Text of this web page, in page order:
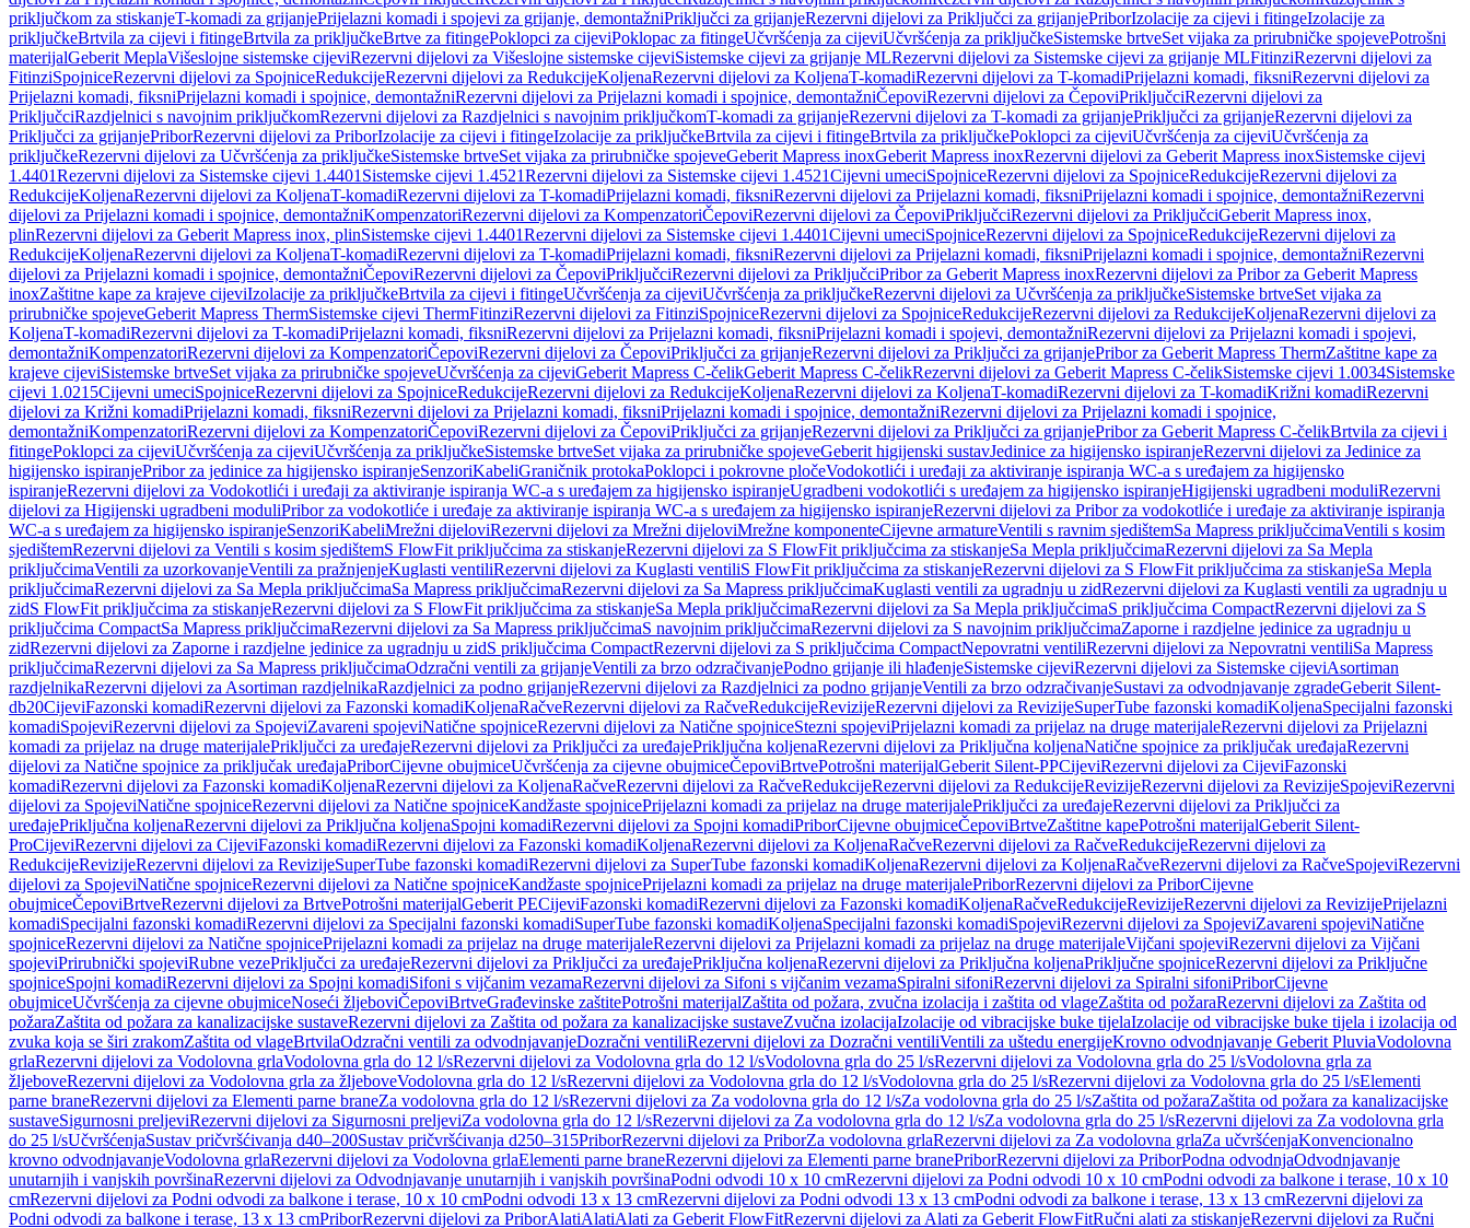
priključkom za stiskanjeT-komadi za grijanjePrijelazni komadi i spojevi za grijanje, demontažniPriključci za grijanjeRezervni dijelovi za Priključci za grijanjePriborIzolacije za cijevi i fitingeIzolacije za
priključkeBrtvila za cijevi i fitingeBrtvila za priključkeBrtve za fitingePoklopci za cijeviPoklopac za fitingeUčvršćenja za cijeviUčvršćenja za priključkeSistemske brtveSet vijaka za prirubničke spojevePotrošni
materijalGeberit MeplaVišeslojne sistemske cijeviRezervni dijelovi za Višeslojne sistemske cijeviSistemske cijevi za grijanje MLRezervni dijelovi za Sistemske cijevi za grijanje MLFitinziRezervni dijelovi za
FitinziSpojniceRezervni dijelovi za SpojniceRedukcijeRezervni dijelovi za RedukcijeKoljenaRezervni dijelovi za KoljenaT-komadiRezervni dijelovi za T-komadiPrijelazni komadi, fiksniRezervni dijelovi za
Prijelazni komadi, fiksniPrijelazni komadi i spojnice, demontažniRezervni dijelovi za Prijelazni komadi i spojnice, demontažniČepoviRezervni dijelovi za ČepoviPriključciRezervni dijelovi za
PriključciRazdjelnici s navojnim priključkomRezervni dijelovi za Razdjelnici s navojnim priključkomT-komadi za grijanjeRezervni dijelovi za T-komadi za grijanjePriključci za grijanjeRezervni dijelovi za
Priključci za grijanjePriborRezervni dijelovi za PriborIzolacije za cijevi i fitingeIzolacije za priključkeBrtvila za cijevi i fitingeBrtvila za priključkePoklopci za cijeviUčvršćenja za cijeviUčvršćenja za
priključkeRezervni dijelovi za Učvršćenja za priključkeSistemske brtveSet vijaka za prirubničke spojeveGeberit Mapress inoxGeberit Mapress inoxRezervni dijelovi za Geberit Mapress inoxSistemske cijevi
1.4401Rezervni dijelovi za Sistemske cijevi 1.4401 Sistemske cijevi 1.4521Rezervni dijelovi za Sistemske cijevi 1.4521Cijevni umeciSpojniceRezervni dijelovi za SpojniceRedukcijeRezervni dijelovi za
RedukcijeKoljenaRezervni dijelovi za KoljenaT-komadiRezervni dijelovi za T-komadiPrijelazni komadi, fiksniRezervni dijelovi za Prijelazni komadi, fiksniPrijelazni komadi i spojnice, demontažniRezervni
dijelovi za Prijelazni komadi i spojnice, demontažniKompenzatoriRezervni dijelovi za KompenzatoriČepoviRezervni dijelovi za ČepoviPriključciRezervni dijelovi za PriključciGeberit Mapress inox,
plinRezervni dijelovi za Geberit Mapress inox, plinSistemske cijevi 1.4401Rezervni dijelovi za Sistemske cijevi 1.4401Cijevni umeciSpojniceRezervni dijelovi za SpojniceRedukcijeRezervni dijelovi za
RedukcijeKoljenaRezervni dijelovi za KoljenaT-komadiRezervni dijelovi za T-komadiPrijelazni komadi, fiksniRezervni dijelovi za Prijelazni komadi, fiksniPrijelazni komadi i spojnice, demontažniRezervni
dijelovi za Prijelazni komadi i spojnice, demontažniČepoviRezervni dijelovi za ČepoviPriključciRezervni dijelovi za PriključciPribor za Geberit Mapress inoxRezervni dijelovi za Pribor za Geberit Mapress
inoxZaštitne kape za krajeve cijeviIzolacije za priključkeBrtvila za cijevi i fitingeUčvršćenja za cijeviUčvršćenja za priključkeRezervni dijelovi za Učvršćenja za priključkeSistemske brtveSet vijaka za
prirubničke spojeveGeberit Mapress ThermSistemske cijevi ThermFitinziRezervni dijelovi za FitinziSpojniceRezervni dijelovi za SpojniceRedukcijeRezervni dijelovi za RedukcijeKoljenaRezervni dijelovi za
KoljenaT-komadiRezervni dijelovi za T-komadiPrijelazni komadi, fiksniRezervni dijelovi za Prijelazni komadi, fiksniPrijelazni komadi i spojevi, demontažniRezervni dijelovi za Prijelazni komadi i spojevi,
demontažniKompenzatoriRezervni dijelovi za KompenzatoriČepoviRezervni dijelovi za ČepoviPriključci za grijanjeRezervni dijelovi za Priključci za grijanjePribor za Geberit Mapress ThermZaštitne kape za
krajeve cijeviSistemske brtveSet vijaka za prirubničke spojeveUčvršćenja za cijeviGeberit Mapress C-čelikGeberit Mapress C-čelikRezervni dijelovi za Geberit Mapress C-čelikSistemske cijevi 1.0034Sistemske
cijevi 1.0215Cijevni umeciSpojniceRezervni dijelovi za SpojniceRedukcijeRezervni dijelovi za RedukcijeKoljenaRezervni dijelovi za KoljenaT-komadiRezervni dijelovi za T-komadiKrižni komadiRezervni
dijelovi za Križni komadiPrijelazni komadi, fiksniRezervni dijelovi za Prijelazni komadi, fiksniPrijelazni komadi i spojnice, demontažniRezervni dijelovi za Prijelazni komadi i spojnice,
demontažniKompenzatoriRezervni dijelovi za KompenzatoriČepoviRezervni dijelovi za ČepoviPriključci za grijanjeRezervni dijelovi za Priključci za grijanjePribor za Geberit Mapress C-čelikBrtvila za cijevi i
fitingePoklopci za cijeviUčvršćenja za cijeviUčvršćenja za priključkeSistemske brtveSet vijaka za prirubničke spojeveGeberit higijenski sustavJedinice za higijensko ispiranjeRezervni dijelovi za Jedinice za
higijensko ispiranjePribor za jedinice za higijensko ispiranjeSenzoriKabeliGraničnik protokaPoklopci i pokrovne pločeVodokotlići i uređaji za aktiviranje ispiranja WC-a s uređajem za higijensko
ispiranjeRezervni dijelovi za Vodokotlići i uređaji za aktiviranje ispiranja WC-a s uređajem za higijensko ispiranjeUgradbeni vodokotlići s uređajem za higijensko ispiranjeHigijenski ugradbeni moduliRezervni
dijelovi za Higijenski ugradbeni moduliPribor za vodokotliće i uređaje za aktiviranje ispiranja WC-a s uređajem za higijensko ispiranjeRezervni dijelovi za Pribor za vodokotliće i uređaje za aktiviranje ispiranja
WC-a s uređajem za higijensko ispiranjeSenzoriKabeliMrežni dijeloviRezervni dijelovi za Mrežni dijeloviMrežne komponenteCijevne armatureVentili s ravnim sjedištemSa Mapress priključcimaVentili s kosim
sjedištemRezervni dijelovi za Ventili s kosim sjedištemS FlowFit priključcima za stiskanjeRezervni dijelovi za S FlowFit priključcima za stiskanjeSa Mepla priključcimaRezervni dijelovi za Sa Mepla
priključcimaVentili za uzorkovanjeVentili za pražnjenjeKuglasti ventiliRezervni dijelovi za Kuglasti ventiliS FlowFit priključcima za stiskanjeRezervni dijelovi za S FlowFit priključcima za stiskanjeSa Mepla
priključcimaRezervni dijelovi za Sa Mepla priključcimaSa Mapress priključcimaRezervni dijelovi za Sa Mapress priključcimaKuglasti ventili za ugradnju u zidRezervni dijelovi za Kuglasti ventili za ugradnju u
zidS FlowFit priključcima za stiskanjeRezervni dijelovi za S FlowFit priključcima za stiskanjeSa Mepla priključcimaRezervni dijelovi za Sa Mepla priključcimaS priključcima CompactRezervni dijelovi za S
priključcima CompactSa Mapress priključcimaRezervni dijelovi za Sa Mapress priključcimaS navojnim priključcimaRezervni dijelovi za S navojnim priključcimaZaporne i razdjelne jedinice za ugradnju u
zidRezervni dijelovi za Zaporne i razdjelne jedinice za ugradnju u zidS priključcima CompactRezervni dijelovi za S priključcima CompactNepovratni ventiliRezervni dijelovi za Nepovratni ventiliSa Mapress
priključcimaRezervni dijelovi za Sa Mapress priključcimaOdzračni ventili za grijanjeVentili za brzo odzračivanjePodno grijanje ili hlađenjeSistemske cijeviRezervni dijelovi za Sistemske cijeviAsortiman
razdjelnikaRezervni dijelovi za Asortiman razdjelnikaRazdjelnici za podno grijanjeRezervni dijelovi za Razdjelnici za podno grijanjeVentili za brzo odzračivanjeSustavi za odvodnjavanje zgradeGeberit Silent-
db20CijeviFazonski komadiRezervni dijelovi za Fazonski komadiKoljenaRačveRezervni dijelovi za RačveRedukcijeRevizijeRezervni dijelovi za RevizijeSuperTube fazonski komadiKoljenaSpecijalni fazonski
komadiSpojeviRezervni dijelovi za SpojeviZavareni spojeviNatične spojniceRezervni dijelovi za Natične spojniceStezni spojeviPrijelazni komadi za prijelaz na druge materijaleRezervni dijelovi za Prijelazni
komadi za prijelaz na druge materijalePriključci za uređajeRezervni dijelovi za Priključci za uređajePriključna koljenaRezervni dijelovi za Priključna koljenaNatične spojnice za priključak uređajaRezervni
dijelovi za Natične spojnice za priključak uređajaPriborCijevne obujmiceUčvršćenja za cijevne obujmiceČepoviBrtvePotrošni materijalGeberit Silent-PPCijeviRezervni dijelovi za CijeviFazonski
komadiRezervni dijelovi za Fazonski komadiKoljenaRezervni dijelovi za KoljenaRačveRezervni dijelovi za RačveRedukcijeRezervni dijelovi za RedukcijeRevizijeRezervni dijelovi za RevizijeSpojeviRezervni
dijelovi za SpojeviNatične spojniceRezervni dijelovi za Natične spojniceKandžaste spojnicePrijelazni komadi za prijelaz na druge materijalePriključci za uređajeRezervni dijelovi za Priključci za
uređajePriključna koljenaRezervni dijelovi za Priključna koljenaSpojni komadiRezervni dijelovi za Spojni komadiPriborCijevne obujmiceČepoviBrtveZaštitne kapePotrošni materijalGeberit Silent-
ProCijeviRezervni dijelovi za CijeviFazonski komadiRezervni dijelovi za Fazonski komadiKoljenaRezervni dijelovi za KoljenaRačveRezervni dijelovi za RačveRedukcijeRezervni dijelovi za
RedukcijeRevizijeRezervni dijelovi za RevizijeSuperTube fazonski komadiRezervni dijelovi za SuperTube fazonski komadiKoljenaRezervni dijelovi za KoljenaRačveRezervni dijelovi za RačveSpojeviRezervni
dijelovi za SpojeviNatične spojniceRezervni dijelovi za Natične spojniceKandžaste spojnicePrijelazni komadi za prijelaz na druge materijalePriborRezervni dijelovi za PriborCijevne
obujmiceČepoviBrtveRezervni dijelovi za BrtvePotrošni materijalGeberit PECijeviFazonski komadiRezervni dijelovi za Fazonski komadiKoljenaRačveRedukcijeRevizijeRezervni dijelovi za RevizijePrijelazni
komadiSpecijalni fazonski komadiRezervni dijelovi za Specijalni fazonski komadiSuperTube fazonski komadiKoljenaSpecijalni fazonski komadiSpojeviRezervni dijelovi za SpojeviZavareni spojeviNatične
spojniceRezervni dijelovi za Natične spojnicePrijelazni komadi za prijelaz na druge materijaleRezervni dijelovi za Prijelazni komadi za prijelaz na druge materijaleVijčani spojeviRezervni dijelovi za Vijčani
spojeviPrirubnički spojeviRubne vezePriključci za uređajeRezervni dijelovi za Priključci za uređajePriključna koljenaRezervni dijelovi za Priključna koljenaPriključne spojniceRezervni dijelovi za Priključne
spojniceSpojni komadiRezervni dijelovi za Spojni komadiSifoni s vijčanim vezamaRezervni dijelovi za Sifoni s vijčanim vezamaSpiralni sifoniRezervni dijelovi za Spiralni sifoniPriborCijevne
obujmiceUčvršćenja za cijevne obujmiceNoseći žljeboviČepoviBrtveGrađevinske zaštitePotrošni materijalZaštita od požara, zvučna izolacija i zaštita od vlageZaštita od požaraRezervni dijelovi za Zaštita od
požaraZaštita od požara za kanalizacijske sustaveRezervni dijelovi za Zaštita od požara za kanalizacijske sustaveZvučna izolacijaIzolacije od vibracijske buke tijelaIzolacije od vibracijske buke tijela i izolacija od
zvuka koja se širi zrakomZaštita od vlageBrtvilaOdzračni ventili za odvodnjavanjeDozračni ventiliRezervni dijelovi za Dozračni ventiliVentili za uštedu energijeKrovno odvodnjavanje Geberit PluviaVodolovna
grlaRezervni dijelovi za Vodolovna grlaVodolovna grla do 12 l/sRezervni dijelovi za Vodolovna grla do 12 l/sVodolovna grla do 25 l/sRezervni dijelovi za Vodolovna grla do 25 l/sVodolovna grla za
žljeboveRezervni dijelovi za Vodolovna grla za žljeboveVodolovna grla do 12 l/sRezervni dijelovi za Vodolovna grla do 12 l/sVodolovna grla do 25 l/sRezervni dijelovi za Vodolovna grla do 25 l/sElementi
parne braneRezervni dijelovi za Elementi parne braneZa vodolovna grla do 12 l/sRezervni dijelovi za Za vodolovna grla do 12 l/sZa vodolovna grla do 25 l/sZaštita od požaraZaštita od požara za kanalizacijske
sustaveSigurnosni preljeviRezervni dijelovi za Sigurnosni preljeviZa vodolovna grla do 12 l/sRezervni dijelovi za Za vodolovna grla do 12 l/sZa vodolovna grla do 25 l/sRezervni dijelovi za Za vodolovna grla
do 25 l/sUčvršćenjaSustav pričvršćivanja d40–200Sustav pričvršćivanja d250–315PriborRezervni dijelovi za PriborZa vodolovna grlaRezervni dijelovi za Za vodolovna grlaZa učvršćenjaKonvencionalno
krovno odvodnjavanjeVodolovna grlaRezervni dijelovi za Vodolovna grlaElementi parne braneRezervni dijelovi za Elementi parne branePriborRezervni dijelovi za PriborPodna odvodnjaOdvodnjavanje
unutarnjih i vanjskih površinaRezervni dijelovi za Odvodnjavanje unutarnjih i vanjskih površinaPodni odvodi 10 x 10 cmRezervni dijelovi za Podni odvodi 10 x 10 cmPodni odvodi za balkone i terase, 10 x 10
cmRezervni dijelovi za Podni odvodi za balkone i terase, 10 x 10 cmPodni odvodi 13 x 13 cmRezervni dijelovi za Podni odvodi 13 x 13 cmPodni odvodi za balkone i terase, 13 x 13 cmRezervni dijelovi za
Podni odvodi za balkone i terase, 13 x 13 cmPriborRezervni dijelovi za PriborAlatiAlatiAlati za Geberit FlowFitRezervni dijelovi za Alati za Geberit FlowFitRučni alati za stiskanjeRezervni dijelovi za Ručni